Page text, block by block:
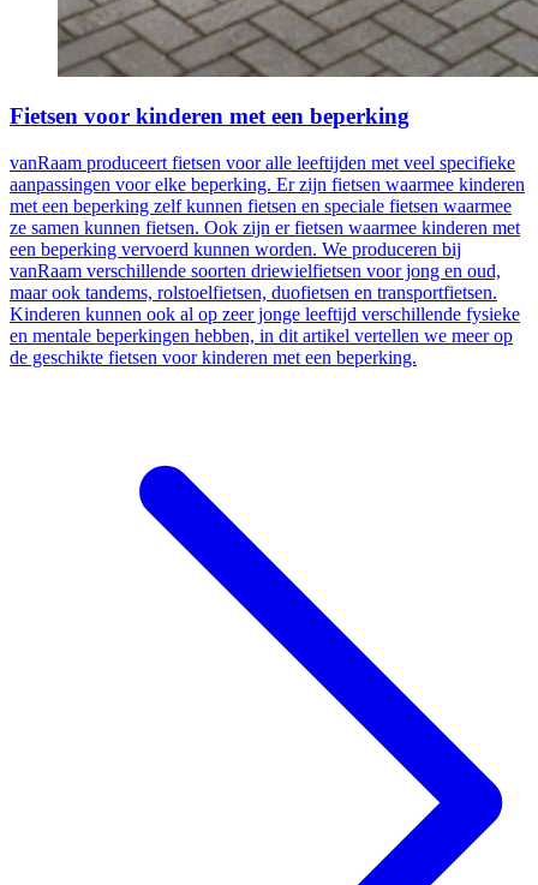
Fietsen voor kinderen met een beperking
vanRaam produceert fietsen voor alle leeftijden met veel specifieke
aanpassingen voor elke beperking. Er zijn fietsen waarmee kinderen
met een beperking zelf kunnen fietsen en speciale fietsen waarmee
ze samen kunnen fietsen. Ook zijn er fietsen waarmee kinderen met
een beperking vervoerd kunnen worden. We produceren bij
vanRaam verschillende soorten driewielfietsen voor jong en oud,
maar ook tandems, rolstoelfietsen, duofietsen en transportfietsen.
Kinderen kunnen ook al op zeer jonge leeftijd verschillende fysieke
en mentale beperkingen hebben, in dit artikel vertellen we meer op
de geschikte fietsen voor kinderen met een beperking.